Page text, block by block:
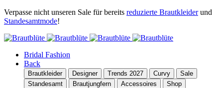
Verpasse nicht unseren Sale für bereits reduzierte Brautkleiderund
Standesamtmode!
Bridal Fashion
Back
Brautkleider Designer Trends 2027 Curvy
Sale
Standesamt
Brautjungfern Accessoires Shop